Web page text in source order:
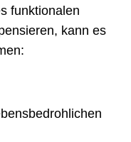
funktionalen
kann es